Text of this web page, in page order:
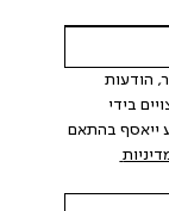
אני מאשר/ת ומסכימ/ה לקבלת דיוור ישיר, הודעות
החברה ובכלל זה דוא"ל SMS ועוד. המידע ייאסף בהתאם
צפייה במדיניות